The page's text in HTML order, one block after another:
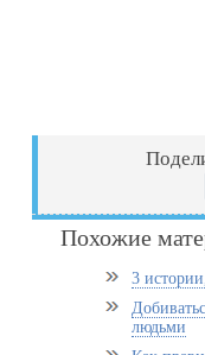
Похожие
3
людьми